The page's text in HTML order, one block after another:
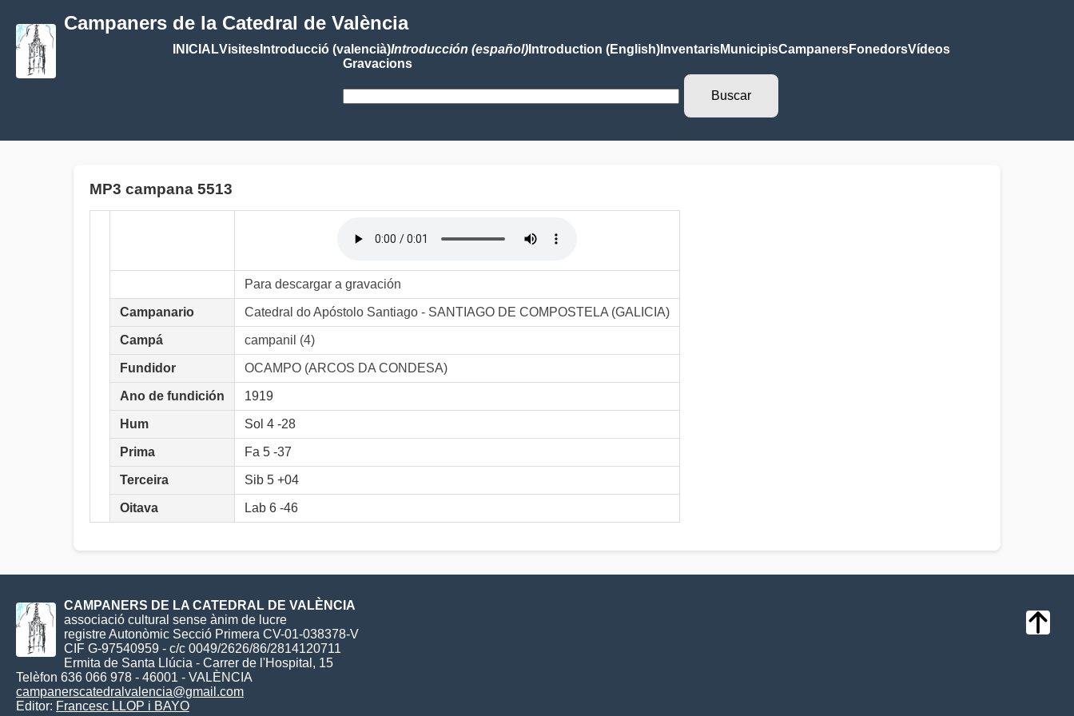
Campaners de la Catedral de València
INICIALVisitesIntroducció (valencià)Introducción (español)Introduction (English)InventarisMunicipisCampanersFonedorsVídeos
Gravacions
MP3 campana 5513
Para descargar a gravación
Campanario Catedral do Apóstolo Santiago - SANTIAGO DE COMPOSTELA (GALICIA)
Campá campanil (4)
Fundidor OCAMPO (ARCOS DA CONDESA)
Ano de fundición 1919
Hum Sol 4 -28
Prima Fa 5 -37
Terceira Sib 5 +04
Oitava Lab 6 -46
CAMPANERS DE LA CATEDRAL DE VALÈNCIA
associació cultural sense ànim de lucre
registre Autonòmic Secció Primera CV-01-038378-V
CIF G-97540959 - c/c 0049/2626/86/2814120711
Ermita de Santa Llúcia - Carrer de l'Hospital, 15
Telèfon 636 066 978 - 46001 - VALÈNCIA
campanerscatedralvalencia@gmail.com
Editor: Francesc LLOP i BAYO